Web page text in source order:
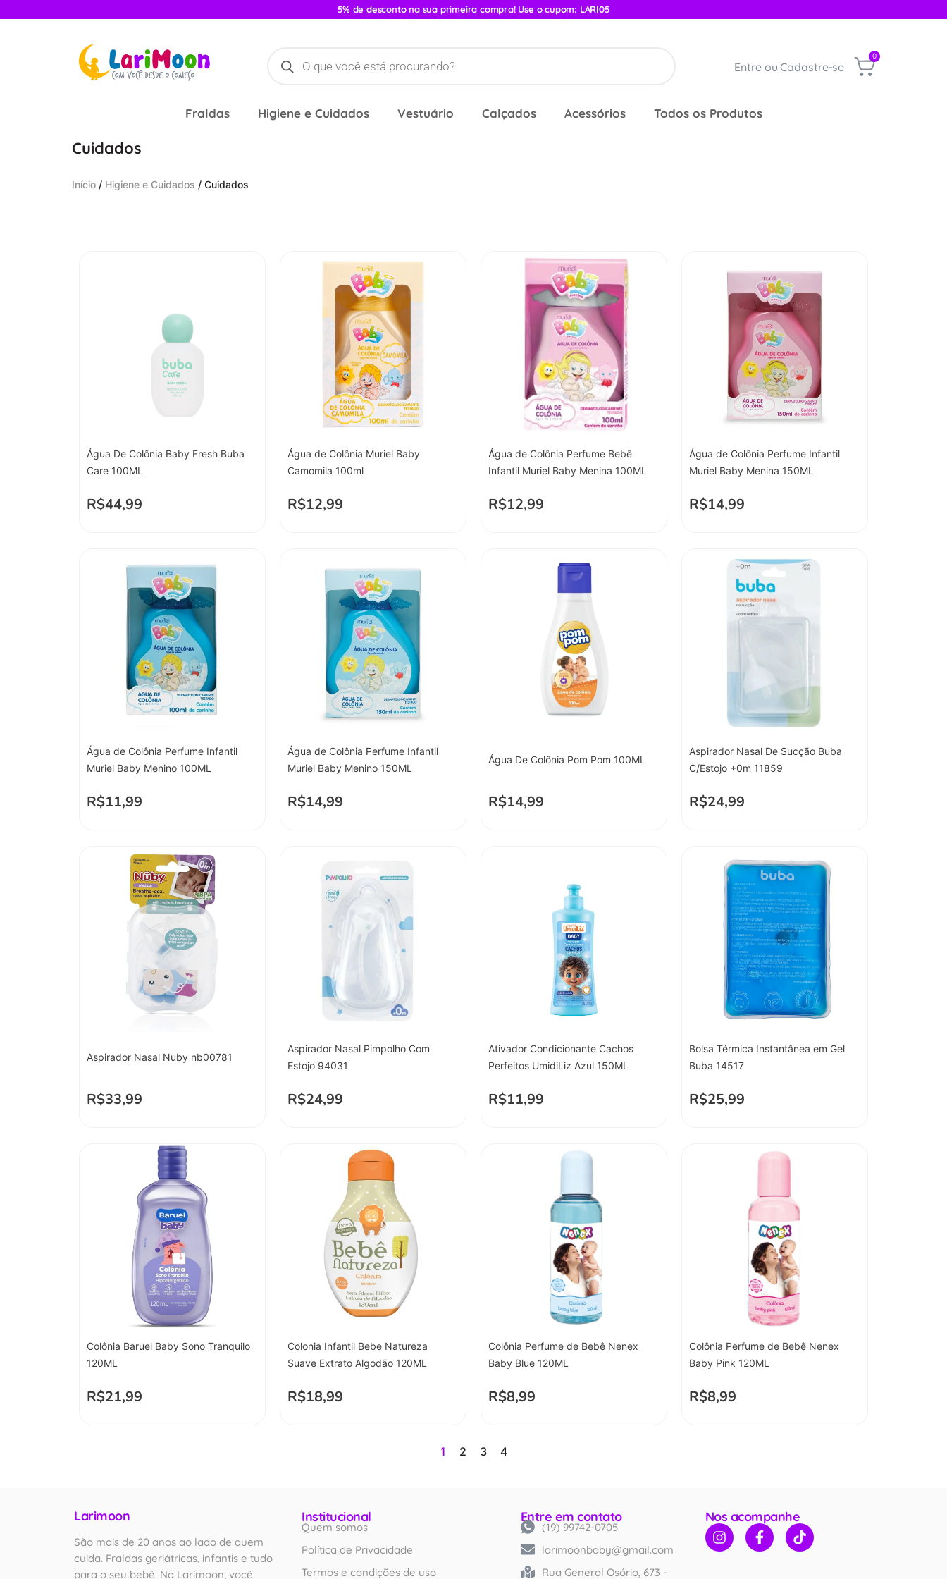
5% de desconto na sua primeira compra! Use o cupom: LARI05
Entre ou Cadastre-se
0
Fraldas Higiene e Cuidados Vestuário Calçados Acessórios Todos os Produtos
Cuidados
Início / Higiene e Cuidados / Cuidados
Água De Colônia Baby Fresh Buba
Care 100ML
R$44,99
Água de Colônia Muriel Baby
Camomila 100ml
R$12,99
Água de Colônia Perfume Bebê
Infantil Muriel Baby Menina 100ML
R$12,99
Água de Colônia Perfume Infantil
Muriel Baby Menina 150ML
R$14,99
Água de Colônia Perfume Infantil
Muriel Baby Menino 100ML
R$11,99
Água de Colônia Perfume Infantil
Muriel Baby Menino 150ML
R$14,99
Água De Colônia Pom Pom 100ML
R$14,99
Aspirador Nasal De Sucção Buba
C/Estojo +0m 11859
R$24,99
Aspirador Nasal Nuby nb00781
R$33,99
Aspirador Nasal Pimpolho Com
Estojo 94031
R$24,99
Ativador Condicionante Cachos
Perfeitos UmidiLiz Azul 150ML
R$11,99
Bolsa Térmica Instantânea em Gel
Buba 14517
R$25,99
Colônia Baruel Baby Sono Tranquilo
120ML
R$21,99
Colonia Infantil Bebe Natureza
Suave Extrato Algodão 120ML
R$18,99
Colônia Perfume de Bebê Nenex
Baby Blue 120ML
R$8,99
Colônia Perfume de Bebê Nenex
Baby Pink 120ML
R$8,99
1 2 3 4
Larimoon
São mais de 20 anos ao lado de quem
cuida. Fraldas geriátricas, infantis e tudo
para o seu bebê. Na Larimoon, você
Institucional
Quem somos
Política de Privacidade
Termos e condições de uso
Entre em contato
(19) 99742-0705
larimoonbaby@gmail.com
Rua General Osório, 673 -
Nos acompanhe